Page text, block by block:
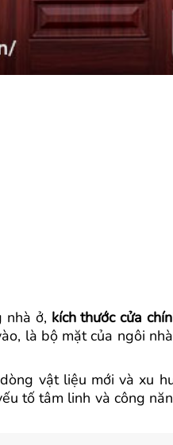
nhà ở, kích thước cửa
là bộ mặt của ngôi
vật liệu mới và xu
tố tâm linh và công